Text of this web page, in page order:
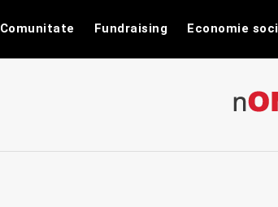
Comunitate Fundraising Economie